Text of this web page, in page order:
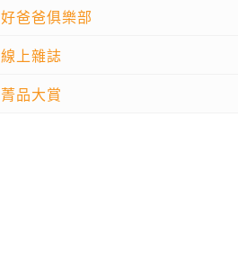
好爸爸俱樂部
線上雜誌
菁品大賞